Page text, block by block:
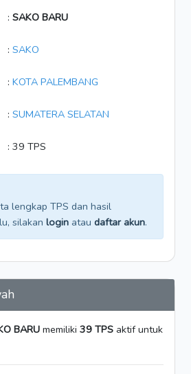
: SAKO BARU
: SAKO
: KOTA PALEMBANG
: SUMATERA SELATAN
: 39 TPS
lengkap TPS dan hasil
silakan login atau daftar akun.
BARU memiliki 39 TPS aktif untuk